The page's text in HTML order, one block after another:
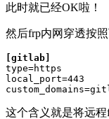
此时就已经OK啦！
然后frp内网穿透按
[gitlab]
type=https
local_port=443
这个含义就是将远程